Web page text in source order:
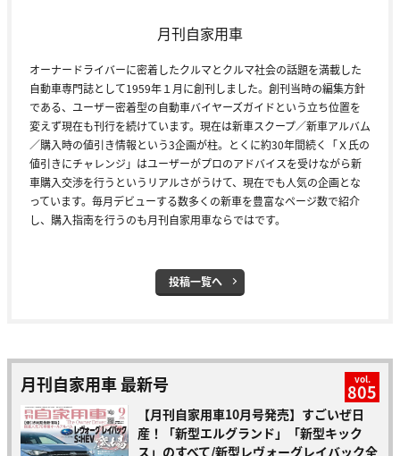
月刊自家用車
オーナードライバーに密着したクルマとクルマ社会の話題を満載した
自動車専門誌として1959年１月に創刊しました。創刊当時の編集方針
である、ユーザー密着型の自動車バイヤーズガイドという立ち位置を
変えず現在も刊行を続けています。現在は新車スクープ／新車アルバム
／購入時の値引き情報という3企画が柱。とくに約30年間続く「Ｘ氏の
値引きにチャレンジ」はユーザーがプロのアドバイスを受けながら新
車購入交渉を行うというリアルさがうけて、現在でも人気の企画とな
っています。毎月デビューする数多くの新車を豊富なページ数で紹介
し、購入指南を行うのも月刊自家用車ならではです。
投稿一覧へ
月刊自家用車 最新号 vol.
805
【月刊自家用車10月号発売】すごいぜ日
産！「新型エルグランド」「新型キック
ス」のすべて/新型レヴォーグレイバック全